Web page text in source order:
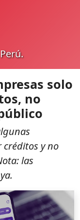
solo
no
créditos y no
las